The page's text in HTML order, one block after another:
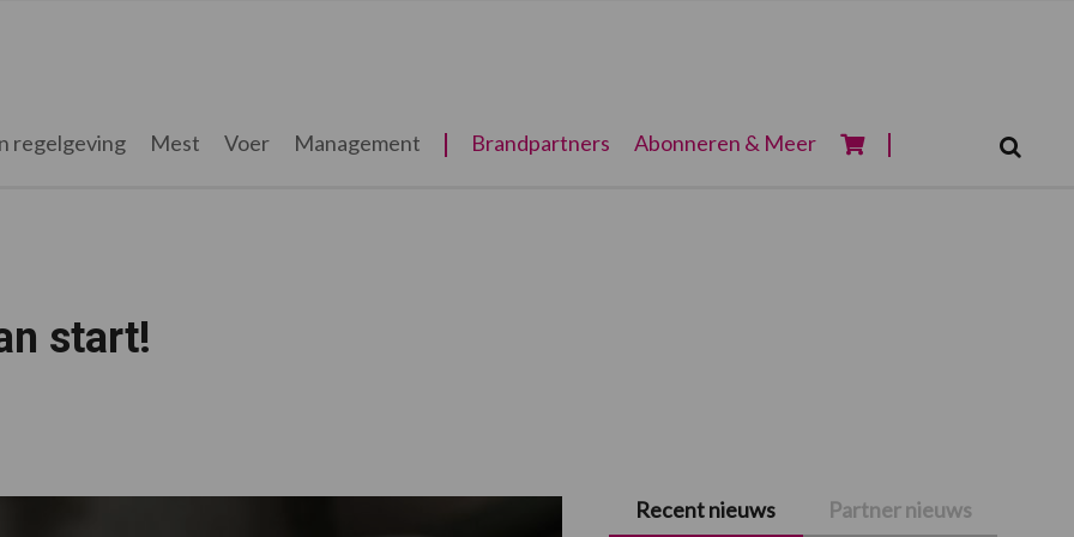
regelgeving Mest Voer Management Brandpartners Abonneren & Meer
start!
Primaire
Recent nieuws Partner nieuws